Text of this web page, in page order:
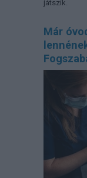
játszik.
Már